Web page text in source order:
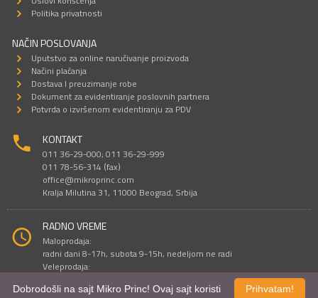
Politika privatnosti
NAČIN POSLOVANJA
Uputstvo za online naručivanje proizvoda
Načini plaćanja
Dostava I preuzimanje robe
Dokument za evidentiranje poslovnih partnera
Potvrda o izvršenom evidentiranju za PDV
KONTAKT
011 36-29-000; 011 36-29-999
011 78-56-314 (fax)
office@mikroprinc.com
Kralja Milutina 31, 11000 Beograd, Srbija
RADNO VREME
Maloprodaja:
radni dani 8-17h, subota 9-15h, nedeljom ne radi
Veleprodaja:
Prihvatam!
Dobrodošli na sajt Mikro Princ! Ovaj sajt koristi